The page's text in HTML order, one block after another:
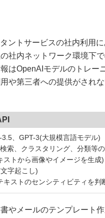
ントサービスの社内利用
社内ネットワーク環境下
はOpenAIモデルのトレー
や第三者への提供がされ
3.5、GPT-3(大規模言語モデル)
索、クラスタリング、分類等
ストから画像やイメージを生成)
字起こし)
キストのセンシティビティを判
やメールのテンプレート